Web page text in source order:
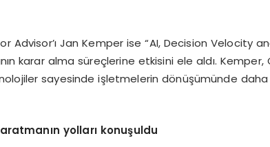
Advisor’ı Jan Kemper ise “AI, Decision Velocity
karar alma süreçlerine etkisini ele aldı. Kemper,
sayesinde işletmelerin dönüşümünde
yolları konuşuldu